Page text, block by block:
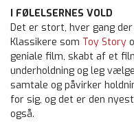
I FØLELSERNES VOLD
Det er stort, hver gang
Klassikere som Toy Story
geniale film, skabt af et
underholdning og leg
samtale og påvirker
for sig, og det er den
også.